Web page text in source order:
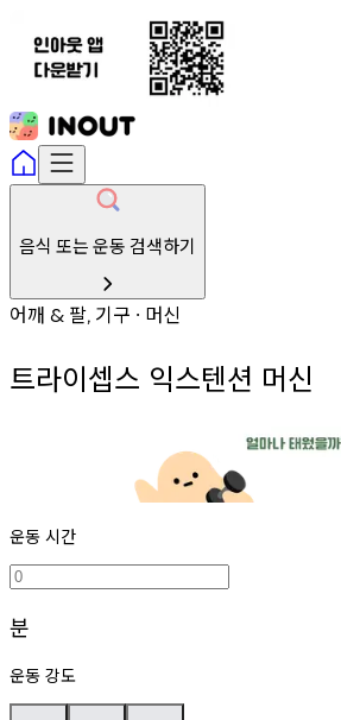
음식 또는 운동 검색하기
어깨 & 팔, 기구 ∙ 머신
트라이셉스 익스텐션 머신
운동 시간
분
운동 강도